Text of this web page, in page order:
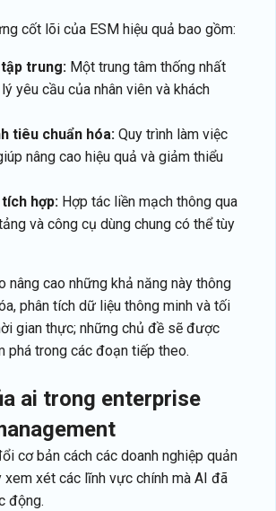
cốt lõi của ESM hiệu quả bao gồm:
trung: Một trung tâm thống nhất
yêu cầu của nhân viên và khách
tiêu chuẩn hóa: Quy trình làm việc
nâng cao hiệu quả và giảm thiểu
hợp: Hợp tác liền mạch thông qua
và công cụ dùng chung có thể tùy
nâng cao những khả năng này thông
phân tích dữ liệu thông minh và tối
gian thực; những chủ đề sẽ được
phá trong các đoạn tiếp theo.
ai trong enterprise
cơ bản cách các doanh nghiệp quản
xem xét các lĩnh vực chính mà AI đã
động.